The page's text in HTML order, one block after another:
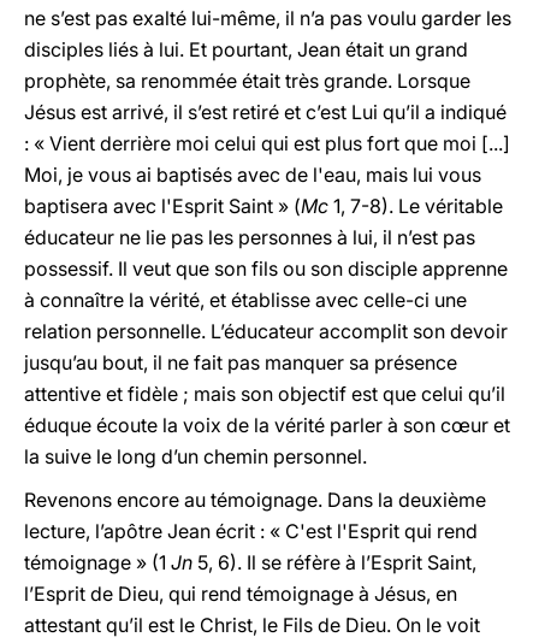
ne s’est pas exalté lui-même, il n’a pas voulu garder les
disciples liés à lui. Et pourtant, Jean était un grand
prophète, sa renommée était très grande. Lorsque
Jésus est arrivé, il s’est retiré et c’est Lui qu’il a indiqué
: « Vient derrière moi celui qui est plus fort que moi [...]
Moi, je vous ai baptisés avec de l'eau, mais lui vous
baptisera avec l'Esprit Saint » (Mc 1, 7-8). Le véritable
éducateur ne lie pas les personnes à lui, il n’est pas
possessif. Il veut que son fils ou son disciple apprenne
à connaître la vérité, et établisse avec celle-ci une
relation personnelle. L’éducateur accomplit son devoir
jusqu’au bout, il ne fait pas manquer sa présence
attentive et fidèle ; mais son objectif est que celui qu’il
éduque écoute la voix de la vérité parler à son cœur et
la suive le long d’un chemin personnel.
Revenons encore au témoignage. Dans la deuxième
lecture, l’apôtre Jean écrit : « C'est l'Esprit qui rend
témoignage » (1 Jn 5, 6). Il se réfère à l’Esprit Saint,
l’Esprit de Dieu, qui rend témoignage à Jésus, en
attestant qu’il est le Christ, le Fils de Dieu. On le voit